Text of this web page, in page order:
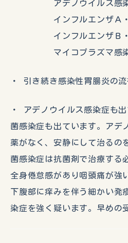
アデノウイルス感染症
インフルエンザＡ・・
インフルエンザＢ・・
マイコプラズマ感染症
・ 引き続き感染性胃腸炎の
・ アデノウイルス感染症も
菌感染症も出ています。アデ
薬がなく、安静にして治るの
菌感染症は抗菌剤で治療する
全身倦怠感があり咽頭痛が強
下腹部に痒みを伴う細かい発
染症を強く疑います。早めの